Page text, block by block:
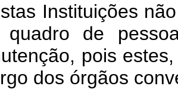
Instituições não
quadro de
pois
dos órgãos